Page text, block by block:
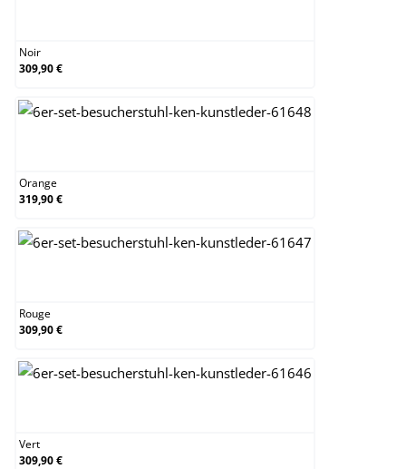
Noir
309,90 €
Orange
319,90 €
Rouge
309,90 €
Vert
309,90 €